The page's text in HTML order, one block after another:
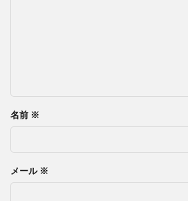
名前 ※
メール ※